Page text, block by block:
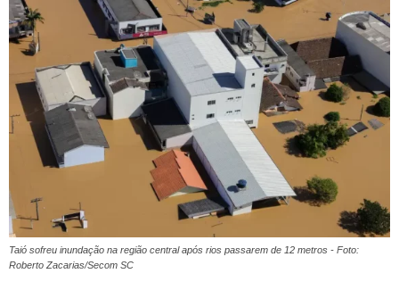
Taió sofreu inundação na região central após rios passarem de 12 metros - Foto:
Roberto Zacarias/Secom SC